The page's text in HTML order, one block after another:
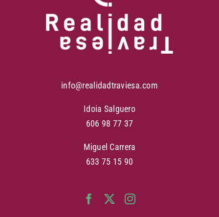
info@realidadtraviesa.com
Idoia Salguero
606 98 77 37
Miguel Carrera
633 75 15 90